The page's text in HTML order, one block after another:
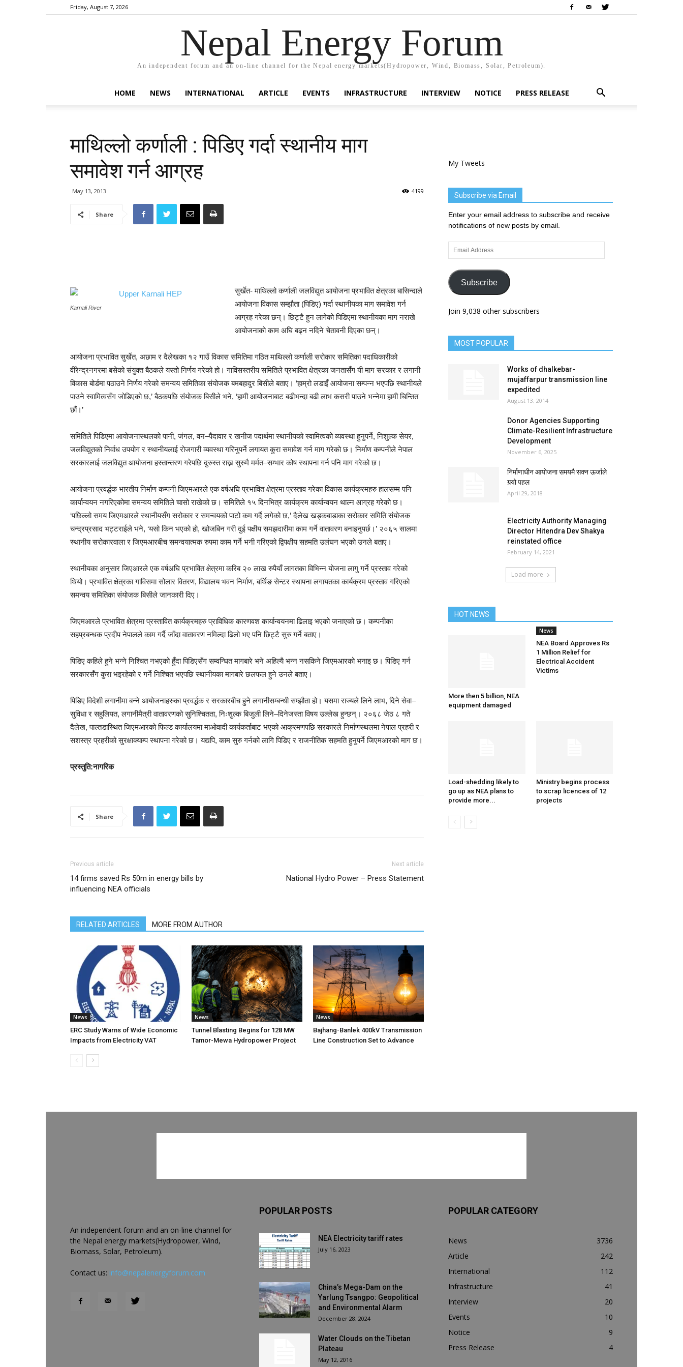
Friday, August 7, 2026
Nepal Energy Forum
An independent forum and an on-line channel for the Nepal energy markets(Hydropower, Wind, Biomass, Solar, Petroleum).
HOME NEWS INTERNATIONAL ARTICLE EVENTS INFRASTRUCTURE INTERVIEW NOTICE PRESS RELEASE
माथिल्लो कर्णाली : पिडिए गर्दा स्थानीय माग
समावेश गर्न आग्रह
May 13, 2013 4199
Share
Karnali River
सुर्खेत- माथिल्लो कर्णाली जलविद्युत आयोजना प्रभावित क्षेत्रका बासिन्दाले
आयोजना विकास सम्झौता (पिडिए) गर्दा स्थानीयका माग समावेश गर्न
आग्रह गरेका छन्। छिट्टै हुन लागेको पिडिएमा स्थानीयका माग नराखे
आयोजनाको काम अघि बढ्न नदिने चेतावनी दिएका छन्।
आयोजना प्रभावित सुर्खेत, अछाम र दैलेखका १२ गाउँ विकास समितिमा गठित माथिल्लो कर्णाली सरोकार समितिका पदाधिकारीको
वीरेन्द्रनगरमा बसेको संयुक्त बैठकले यस्तो निर्णय गरेको हो। गाविसस्तरीय समितिले प्रभावित क्षेत्रका जनतासँग यी माग सरकार र लगानी
विकास बोर्डमा पठाउने निर्णय गरेको समन्वय समितिका संयोजक बमबहादुर बिसीले बताए। ‘हाम्रो लडाइँ आयोजना सम्पन्न भएपछि स्थानीयले
पाउने स्वामित्वसँग जोडिएको छ,’ बैठकपछि संयोजक बिसीले भने, ‘हामी आयोजनाबाट बढीभन्दा बढी लाभ कसरी पाउने भन्नेमा हामी चिन्तित
छौं।’
समितिले पिडिएमा आयोजनास्थलको पानी, जंगल, वन–पैदावार र खनीज पदार्थमा स्थानीयको स्वामित्वको व्यवस्था हुनुपर्ने, निशुल्क सेयर,
जलविद्युतको निर्वाध उपयोग र स्थानीयलाई रोजगारी व्यवस्था गरिनुपर्ने लगायत कुरा समावेश गर्न माग गरेको छ। निर्माण कम्पनीले नेपाल
सरकारलाई जलविद्युत आयोजना हस्तान्तरण गरेपछि दुरुस्त राख्न सुरुमै मर्मत–सम्भार कोष स्थापना गर्न पनि माग गरेको छ।
आयोजना प्रवर्द्धक भारतीय निर्माण कम्पनी जिएमआरले एक वर्षअघि प्रभावित क्षेत्रमा प्रस्ताव गरेका विकास कार्यक्रमहरु हालसम्म पनि
कार्यान्वयन नगरिएकोमा समन्वय समितिले चासो राखेको छ। समितिले १५ दिनभित्र कार्यक्रम कार्यान्वयन थाल्न आग्रह गरेको छ।
‘पछिल्लो समय जिएमआरले स्थानीयसँग सरोकार र समन्वयको पाटो कम गर्दै लगेको छ,’ दैलेख खड्कबाडाका सरोकार समिति संयोजक
चन्द्रप्रसाद भट्टराईले भने, ‘यसो किन भएको हो, खोजबिन गरी दुई पक्षीय समझदारीमा काम गर्ने वातावरण बनाइनुपर्छ।’ २०६५ सालमा
स्थानीय सरोकारवाला र जिएमआरबीच समन्वयात्मक रुपमा काम गर्ने भनी गरिएको द्विपक्षीय सहमति उलंघन भएको उनले बताए।
स्थानीयका अनुसार जिएआरले एक वर्षअघि प्रभावित क्षेत्रमा करिब २० लाख रुपैयाँ लागतका विभिन्न योजना लागु गर्ने प्रस्ताव गरेको
थियो। प्रभावित क्षेत्रका गाविसमा सोलार वितरण, विद्यालय भवन निर्माण, बर्थिङ सेन्टर स्थापना लगायतका कार्यक्रम प्रस्ताव गरिएको
समन्वय समितिका संयोजक बिसीले जानकारी दिए।
जिएमआरले प्रभावित क्षेत्रमा प्रस्तावित कार्यक्रमहरु प्राविधिक कारणवश कार्यान्वयनमा ढिलाइ भएको जनाएको छ। कम्पनीका
सहप्रबन्धक प्रदीप नेपालले काम गर्दै जाँदा वातावरण नमिल्दा ढिलो भए पनि छिट्टै सुरु गर्ने बताए।
पिडिए कहिले हुने भन्ने निश्चित नभएको हुँदा पिडिएसँग सम्वन्धित मागबारे भने अहिल्यै भन्न नसकिने जिएमआरको भनाइ छ। पिडिए गर्न
सरकारसँग कुरा भइरहेको र गर्ने निश्चित भएपछि स्थानीयका मागबारे छलफल हुने उनले बताए।
पिडिए विदेशी लगानीमा बन्ने आयोजनाहरुका प्रवर्द्धक र सरकारबीच हुने लगानीसम्बन्धी सम्झौता हो। यसमा राज्यले लिने लाभ, दिने सेवा–
सुविधा र सहुलियत, लगानीमैत्री वातावरणको सुनिश्चितता, निःशुल्क बिजुली लिने–दिनेजस्ता विषय उल्लेख हुन्छन्। २०६८ जेठ ८ गते
दैलेख, पाल्तडास्थित जिएमआरको फिल्ड कार्यालयमा माओवादी कार्यकर्ताबाट भएको आक्रमणपछि सरकारले निर्माणस्थलमा नेपाल प्रहरी र
सशस्त्र प्रहरीको सुरक्षाक्याम्प स्थापना गरेको छ। यद्यपि, काम सुरु गर्नको लागि पिडिए र राजनीतिक सहमति हुनुपर्ने जिएमआरको माग छ।
प्रस्तुति:नागरिक
Share
Previous article
14 firms saved Rs 50m in energy bills by
influencing NEA officials
Next article
National Hydro Power – Press Statement
RELATED ARTICLES MORE FROM AUTHOR
News
ERC Study Warns of Wide Economic
Impacts from Electricity VAT
News
Tunnel Blasting Begins for 128 MW
Tamor-Mewa Hydropower Project
News
Bajhang-Banlek 400kV Transmission
Line Construction Set to Advance
My Tweets
Subscribe via Email
Enter your email address to subscribe and receive
notifications of new posts by email.
Email
Address
Subscribe
Join 9,038 other subscribers
MOST POPULAR
Works of dhalkebar-
mujaffarpur transmission line
expedited
August 13, 2014
Donor Agencies Supporting
Climate-Resilient Infrastructure
Development
November 6, 2025
निर्माणाधीन आयोजना समयमै सक्न ऊर्जाले
गर्‍यो पहल
April 29, 2018
Electricity Authority Managing
Director Hitendra Dev Shakya
reinstated office
February 14, 2021
Load more
HOT NEWS
More then 5 billion, NEA
equipment damaged
News
NEA Board Approves Rs
1 Million Relief for
Electrical Accident
Victims
Load-shedding likely to
go up as NEA plans to
provide more...
Ministry begins process
to scrap licences of 12
projects
An independent forum and an on-line channel for
the Nepal energy markets(Hydropower, Wind,
Biomass, Solar, Petroleum).
Contact us: info@nepalenergyforum.com
POPULAR POSTS
NEA Electricity tariff rates
July 16, 2023
China’s Mega-Dam on the
Yarlung Tsangpo: Geopolitical
and Environmental Alarm
December 28, 2024
Water Clouds on the Tibetan
Plateau
May 12, 2016
POPULAR CATEGORY
News
3736
Article
242
International
112
Infrastructure
41
Interview
20
Events
10
Notice
9
Press Release
4